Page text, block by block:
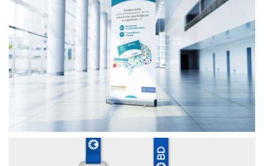
SUPORTS CORPORATIUS GALENICUM